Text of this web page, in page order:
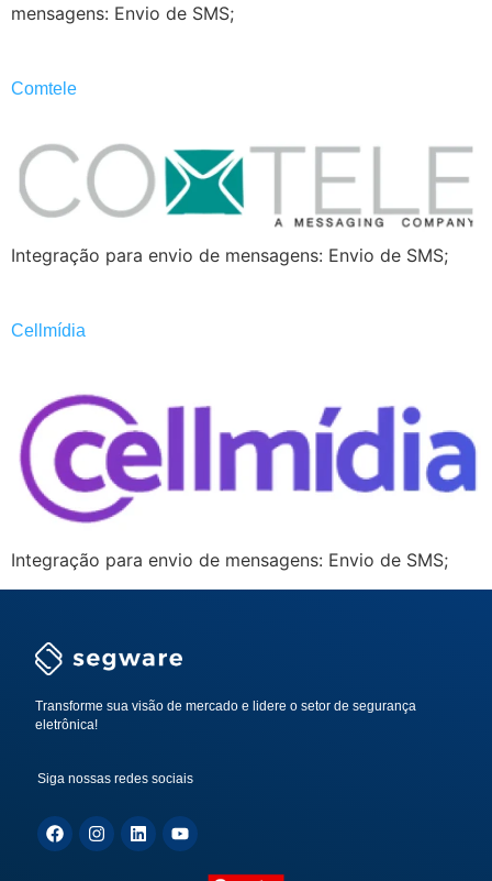
mensagens: Envio de SMS;
Comtele
Integração para envio de mensagens: Envio de SMS;
Cellmídia
Integração para envio de mensagens: Envio de SMS;
Transforme sua visão de mercado e lidere o setor de segurança
eletrônica!
Siga nossas redes sociais